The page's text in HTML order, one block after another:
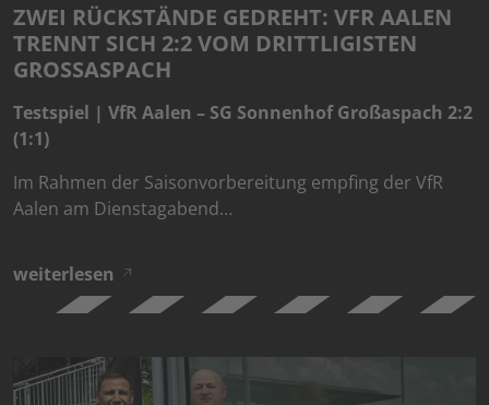
ZWEI RÜCKSTÄNDE GEDREHT: VFR AALEN
TRENNT SICH 2:2 VOM DRITTLIGISTEN
GROSSASPACH
Testspiel | VfR Aalen – SG Sonnenhof Großaspach 2:2
(1:1)
Im Rahmen der Saisonvorbereitung empfing der VfR
Aalen am Dienstagabend…
weiterlesen